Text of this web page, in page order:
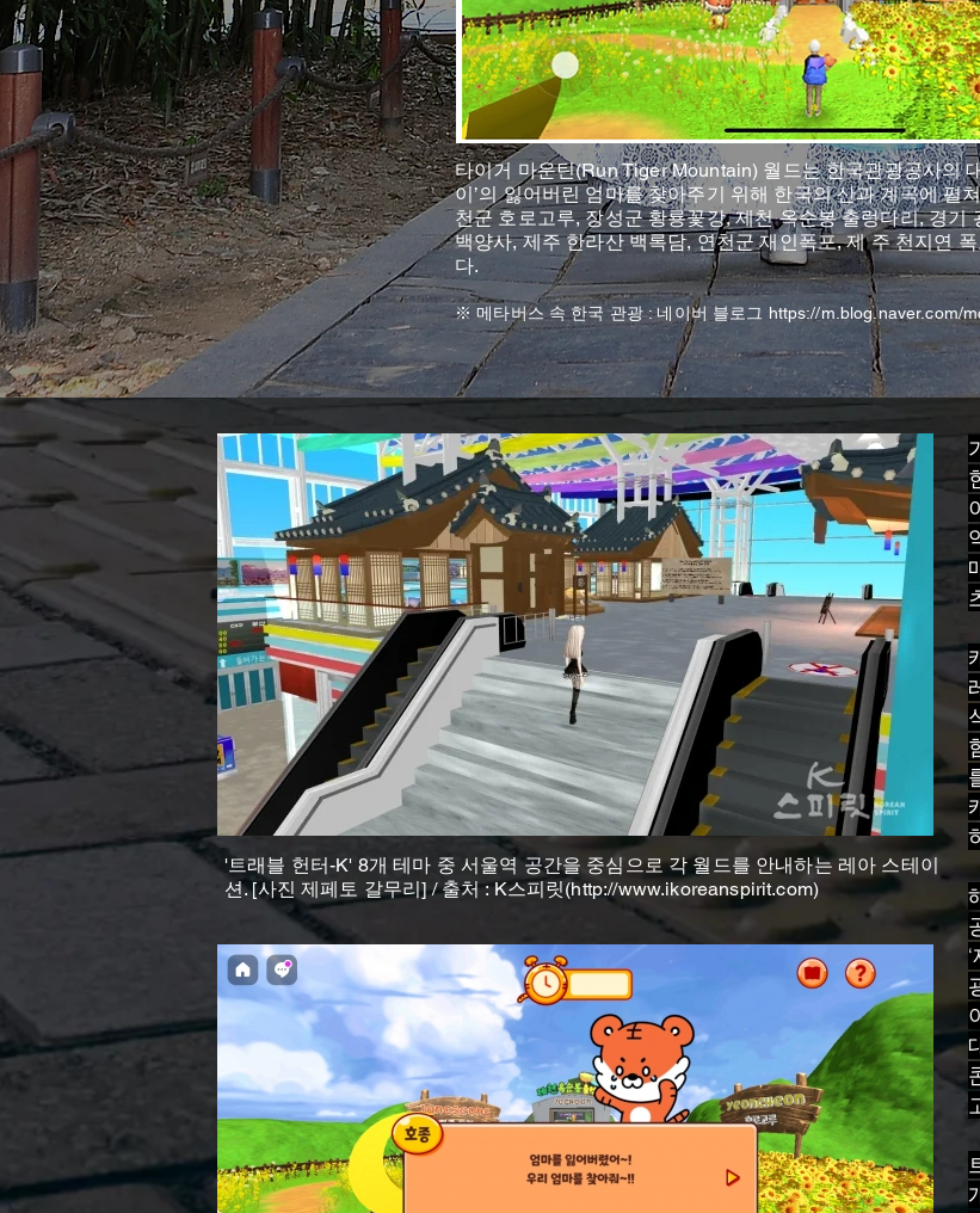
타이거 마운틴(Run Tiger Mountain) 월드는 한국관광공사의
이’의 잃어버린 엄마를 찾아주기 위해 한국의 산과 계곡에 펼
천군 호로고루, 장성군 황룡꽃강, 제천 옥순봉 출렁다리, 경기
백양사, 제주 한라산 백록담, 연천군 재인폭포, 제 주 천지연
다.
※ 메타버스 속 한국 관광 : 네이버 블로그 https://m.blog.naver.com/
'트래블 헌터-K' 8개 테마 중 서울역 공간을 중심으로 각 월드를 안내하는 레아 스테이
션. [사진 제페토 갈무리] / 출처 : K스피릿(http://www.ikoreanspirit.com)